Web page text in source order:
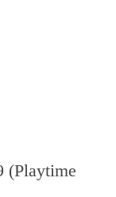
(Playtime